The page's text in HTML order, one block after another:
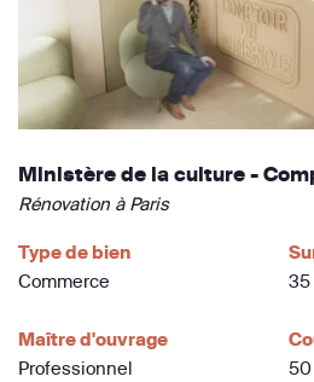
Ministère de la culture -
Rénovation à Paris
Type de bien
Commerce
35
Maître d'ouvrage
Professionnel